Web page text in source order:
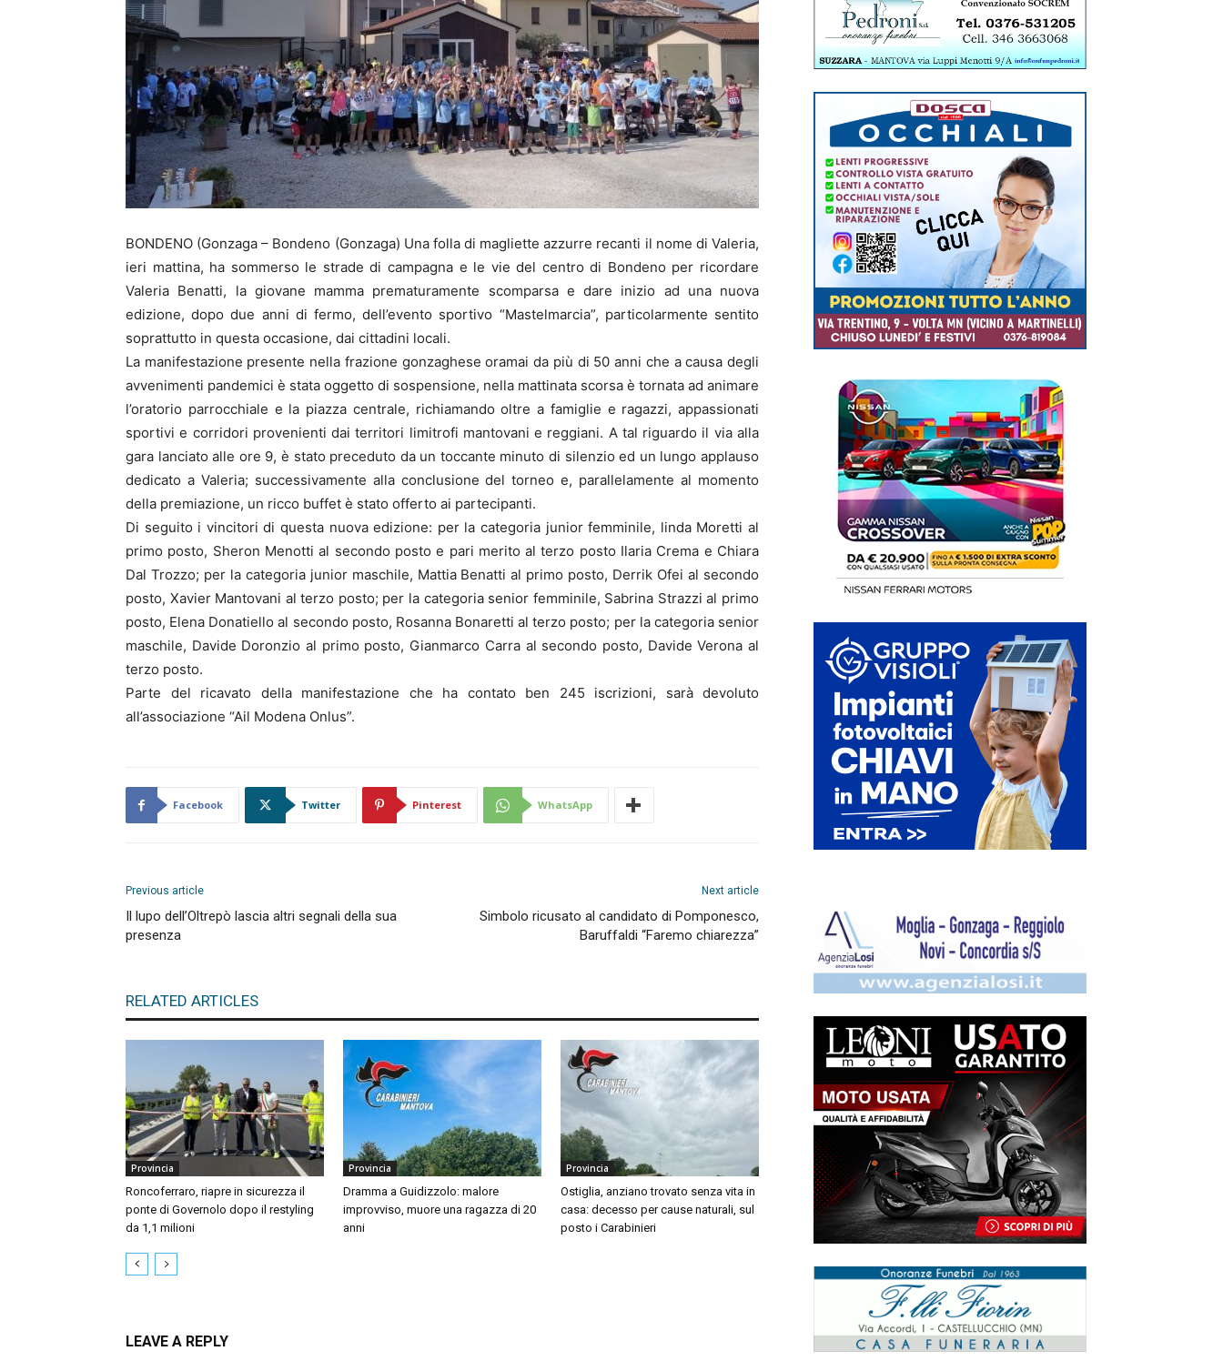
BONDENO (Gonzaga – Bondeno (Gonzaga) Una folla di magliette azzurre recanti il nome di Valeria,
ieri mattina, ha sommerso le strade di campagna e le vie del centro di Bondeno per ricordare
Valeria Benatti, la giovane mamma prematuramente scomparsa e dare inizio ad una nuova
edizione, dopo due anni di fermo, dell’evento sportivo “Mastelmarcia”, particolarmente sentito
soprattutto in questa occasione, dai cittadini locali.
La manifestazione presente nella frazione gonzaghese oramai da più di 50 anni che a causa degli
avvenimenti pandemici è stata oggetto di sospensione, nella mattinata scorsa è tornata ad animare
l’oratorio parrocchiale e la piazza centrale, richiamando oltre a famiglie e ragazzi, appassionati
sportivi e corridori provenienti dai territori limitrofi mantovani e reggiani. A tal riguardo il via alla
gara lanciato alle ore 9, è stato preceduto da un toccante minuto di silenzio ed un lungo applauso
dedicato a Valeria; successivamente alla conclusione del torneo e, parallelamente al momento
della premiazione, un ricco buffet è stato offerto ai partecipanti.
Di seguito i vincitori di questa nuova edizione: per la categoria junior femminile, linda Moretti al
primo posto, Sheron Menotti al secondo posto e pari merito al terzo posto Ilaria Crema e Chiara
Dal Trozzo; per la categoria junior maschile, Mattia Benatti al primo posto, Derrik Ofei al secondo
posto, Xavier Mantovani al terzo posto; per la categoria senior femminile, Sabrina Strazzi al primo
posto, Elena Donatiello al secondo posto, Rosanna Bonaretti al terzo posto; per la categoria senior
maschile, Davide Doronzio al primo posto, Gianmarco Carra al secondo posto, Davide Verona al
terzo posto.
Parte del ricavato della manifestazione che ha contato ben 245 iscrizioni, sarà devoluto
all’associazione “Ail Modena Onlus”.
Facebook Twitter Pinterest WhatsApp
Previous article
Il lupo dell’Oltrepò lascia altri segnali della sua
presenza
Next article
Simbolo ricusato al candidato di Pomponesco,
Baruffaldi “Faremo chiarezza”
RELATED ARTICLES
Provincia
Roncoferraro, riapre in sicurezza il
ponte di Governolo dopo il restyling
da 1,1 milioni
Provincia
Dramma a Guidizzolo: malore
improvviso, muore una ragazza di 20
anni
Provincia
Ostiglia, anziano trovato senza vita in
casa: decesso per cause naturali, sul
posto i Carabinieri
LEAVE A REPLY